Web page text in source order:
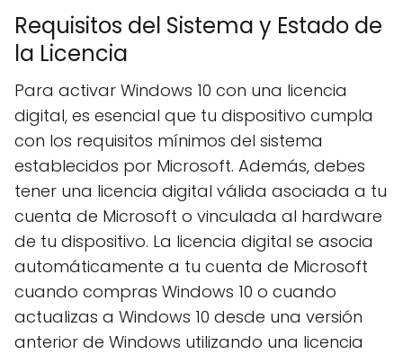
Requisitos del Sistema y Estado de
la Licencia
Para activar Windows 10 con una licencia
digital, es esencial que tu dispositivo cumpla
con los requisitos mínimos del sistema
establecidos por Microsoft. Además, debes
tener una licencia digital válida asociada a tu
cuenta de Microsoft o vinculada al hardware
de tu dispositivo. La licencia digital se asocia
automáticamente a tu cuenta de Microsoft
cuando compras Windows 10 o cuando
actualizas a Windows 10 desde una versión
anterior de Windows utilizando una licencia